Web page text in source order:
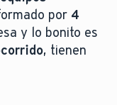
por 4
y lo bonito es
, tienen